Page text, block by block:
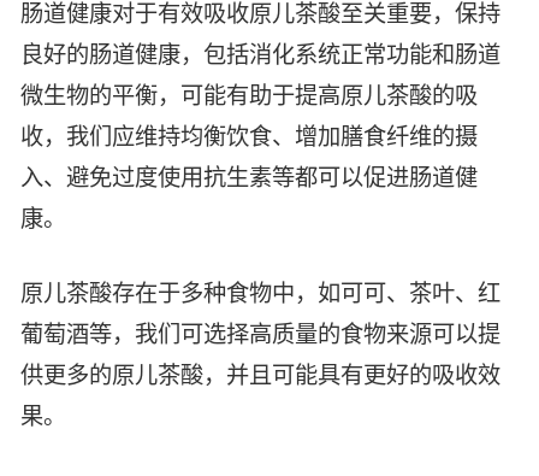
肠道健康对于有效吸收原儿茶酸至关重要，保持
良好的肠道健康，包括消化系统正常功能和肠道
微生物的平衡，可能有助于提高原儿茶酸的吸
收，我们应维持均衡饮食、增加膳食纤维的摄
入、避免过度使用抗生素等都可以促进肠道健
康。
原儿茶酸存在于多种食物中，如可可、茶叶、红
葡萄酒等，我们可选择高质量的食物来源可以提
供更多的原儿茶酸，并且可能具有更好的吸收效
果。